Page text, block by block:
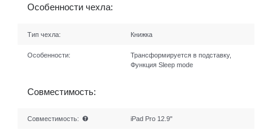
Особенности чехла:
Тип чехла: Книжка
Особенности:
Трансформируется в подставку,
Функция Sleep mode
Совместимость:
Совместимость: iPad Pro 12.9"